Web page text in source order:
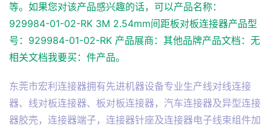
等。如果您对该产品感兴趣的话，可以产品名称：
929984-01-02-RK 3M 2.54mm间距板对板连接器产品型
号：929984-01-02-RK 产品展商：其他品牌产品文档：无
相关文档我要买：件产品。
东莞市宏利连接器拥有先进机器设备专业生产线对线连接
器、线对板连接器、板对板连接器，汽车连接器及异型连接
器胶壳，连接器端子，连接器针座及连接器电子线束组件加